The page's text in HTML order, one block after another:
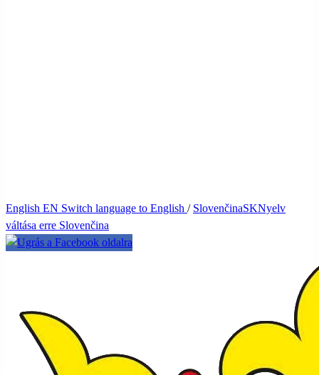
English EN Switch language to English / SlovenčinaSKNyelv
váltása erre Slovenčina